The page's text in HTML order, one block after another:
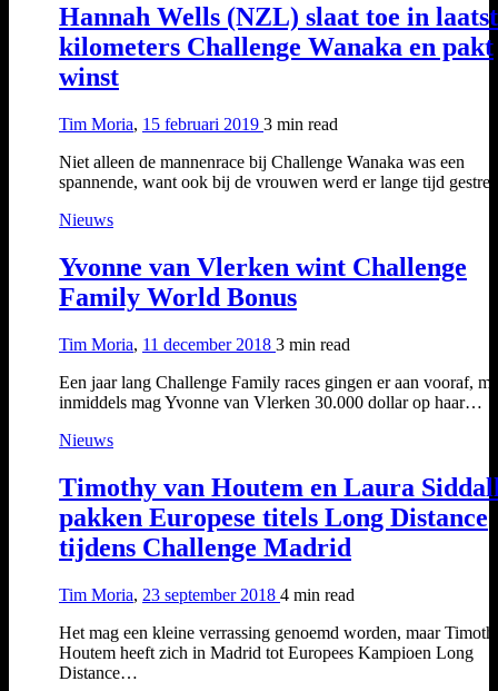
Hannah Wells (NZL) slaat toe in
kilometers Challenge Wanaka en pakt
winst
Tim Moria, 15 februari 2019 3 min read
Niet alleen de mannenrace bij Challenge Wanaka was een
spannende, want ook bij de vrouwen werd er lange tijd
Nieuws
Yvonne van Vlerken wint Challenge
Family World Bonus
Tim Moria, 11 december 2018 3 min read
Een jaar lang Challenge Family races gingen er aan vooraf,
inmiddels mag Yvonne van Vlerken 30.000 dollar op haar…
Nieuws
Timothy van Houtem en Laura
pakken Europese titels Long Distance
tijdens Challenge Madrid
Tim Moria, 23 september 2018 4 min read
Het mag een kleine verrassing genoemd worden, maar
Houtem heeft zich in Madrid tot Europees Kampioen Long
Distance…